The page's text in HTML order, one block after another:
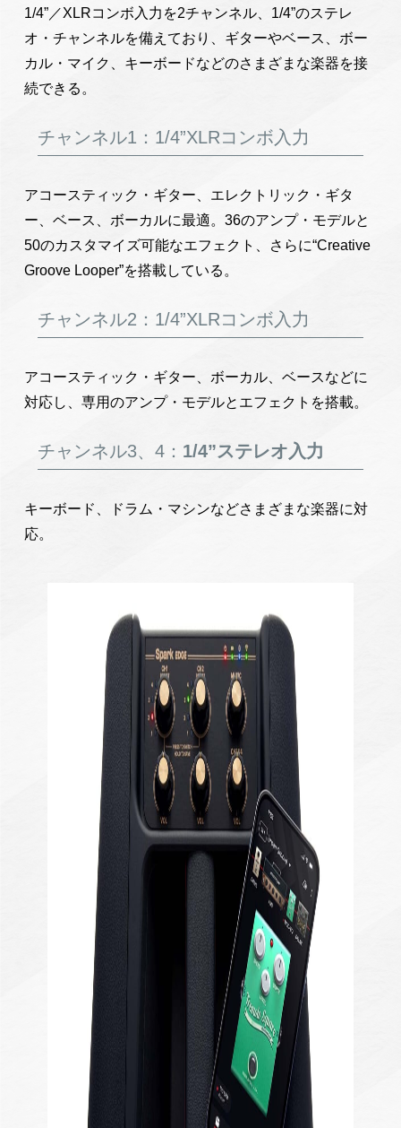
1/4”／XLRコンボ入力を2チャンネル、1/4”のステレ
オ・チャンネルを備えており、ギターやベース、ボー
カル・マイク、キーボードなどのさまざまな楽器を接
続できる。
チャンネル1：1/4”XLRコンボ入力
アコースティック・ギター、エレクトリック・ギタ
ー、ベース、ボーカルに最適。36のアンプ・モデルと
50のカスタマイズ可能なエフェクト、さらに“Creative
Groove Looper”を搭載している。
チャンネル2：1/4”XLRコンボ入力
アコースティック・ギター、ボーカル、ベースなどに
対応し、専用のアンプ・モデルとエフェクトを搭載。
チャンネル3、4： 1/4”ステレオ入力
キーボード、ドラム・マシンなどさまざまな楽器に対
応。